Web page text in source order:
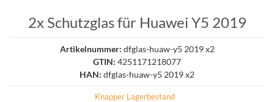
2x Schutzglas für Huawei Y5 2019
Artikelnummer: dfglas-huaw-y5 2019 x2
GTIN: 4251171218077
HAN: dfglas-huaw-y5 2019 x2
Knapper Lagerbestand